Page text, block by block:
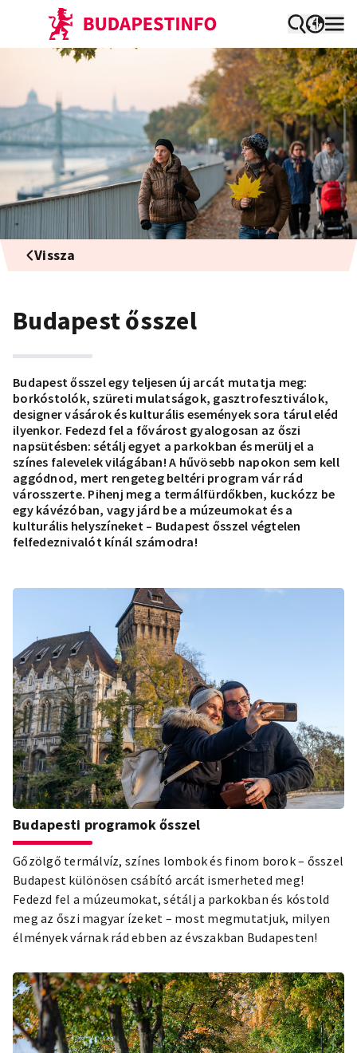
Vissza
Budapest ősszel
Budapest ősszel egy teljesen új arcát mutatja meg:
borkóstolók, szüreti mulatságok, gasztrofesztiválok,
designer vásárok és kulturális események sora tárul eléd
ilyenkor. Fedezd fel a fővárost gyalogosan az őszi
napsütésben: sétálj egyet a parkokban és merülj el a
színes falevelek világában! A hűvösebb napokon sem kell
aggódnod, mert rengeteg beltéri program vár rád
városszerte. Pihenj meg a termálfürdőkben, kuckózz be
egy kávézóban, vagy járd be a múzeumokat és a
kulturális helyszíneket – Budapest ősszel végtelen
felfedeznivalót kínál számodra!
Budapesti programok ősszel
Gőzölgő termálvíz, színes lombok és finom borok – ősszel
Budapest különösen csábító arcát ismerheted meg!
Fedezd fel a múzeumokat, sétálj a parkokban és kóstold
meg az őszi magyar ízeket – most megmutatjuk, milyen
élmények várnak rád ebben az évszakban Budapesten!